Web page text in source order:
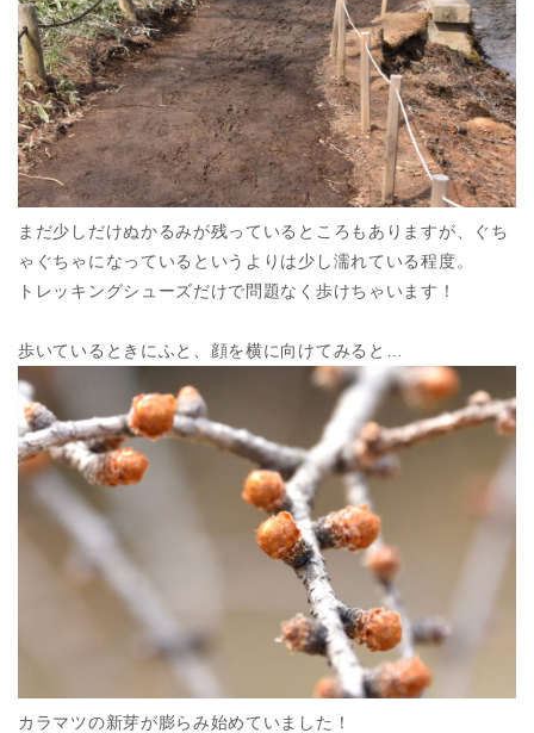
まだ少しだけぬかるみが残っているところもありますが、ぐち
ゃぐちゃになっているというよりは少し濡れている程度。
トレッキングシューズだけで問題なく歩けちゃいます！
歩いているときにふと、顔を横に向けてみると…
カラマツの新芽が膨らみ始めていました！